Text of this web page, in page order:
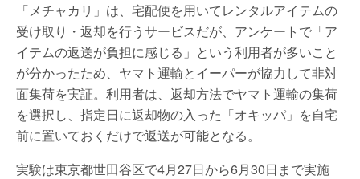
「メチャカリ」は、宅配便を用いてレンタルアイテムの
受け取り・返却を行うサービスだが、アンケートで「ア
イテムの返送が負担に感じる」という利用者が多いこと
が分かったため、ヤマト運輸とイーパーが協力して非対
面集荷を実証。利用者は、返却方法でヤマト運輸の集荷
を選択し、指定日に返却物の入った「オキッパ」を自宅
前に置いておくだけで返送が可能となる。
実験は東京都世田谷区で4月27日から6月30日まで実施